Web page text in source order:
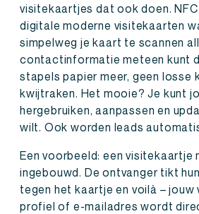
visitekaartjes dat ook doen.
digitale moderne visitekaarten
simpelweg je kaart te scannen
contactinformatie meteen kunt
stapels papier meer, geen losse
kwijtraken. Het mooie? Je kunt
hergebruiken, aanpassen en
wilt. Ook worden leads
Een voorbeeld: een visitekaartje
ingebouwd. De ontvanger tikt
tegen het kaartje en voilà – jouw
profiel of e-mailadres wordt